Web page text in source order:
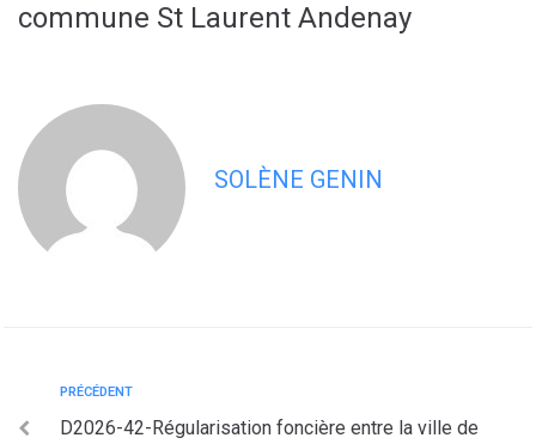
commune St Laurent Andenay
SOLÈNE GENIN
PRÉCÉDENT
D2026-42-Régularisation foncière entre la ville de